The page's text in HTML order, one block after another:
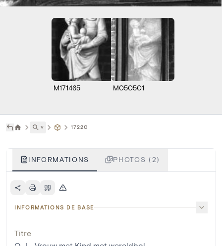
M171465 M050501
˅ 17220
INFORMATIONS PHOTOS (2)
INFORMATIONS DE BASE
Titre